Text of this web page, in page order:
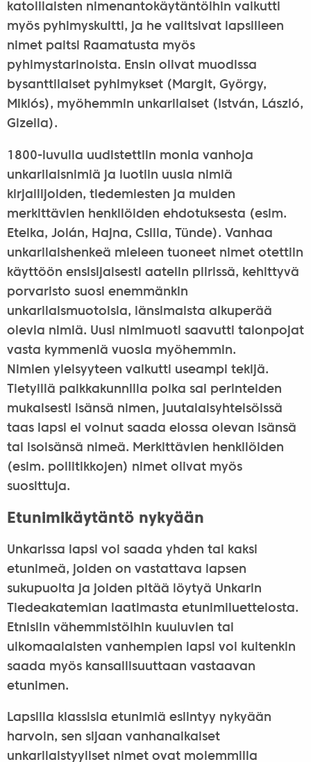
katolilaisten nimenantokäytäntöihin vaikutti
myös pyhimyskultti, ja he valitsivat lapsilleen
nimet paitsi Raamatusta myös
pyhimystarinoista. Ensin olivat muodissa
bysanttilaiset pyhimykset (Margit, György,
Miklós), myöhemmin unkarilaiset (István, László,
Gizella).
1800-luvulla uudistettiin monia vanhoja
unkarilaisnimiä ja luotiin uusia nimiä
kirjailijoiden, tiedemiesten ja muiden
merkittävien henkilöiden ehdotuksesta (esim.
Etelka, Jolán, Hajna, Csilla, Tünde). Vanhaa
unkarilaishenkeä mieleen tuoneet nimet otettiin
käyttöön ensisijaisesti aatelin piirissä, kehittyvä
porvaristo suosi enemmänkin
unkarilaismuotoisia, länsimaista alkuperää
olevia nimiä. Uusi nimimuoti saavutti talonpojat
vasta kymmeniä vuosia myöhemmin.
Nimien yleisyyteen vaikutti useampi tekijä.
Tietyillä paikkakunnilla poika sai perinteiden
mukaisesti isänsä nimen, juutalaisyhteisöissä
taas lapsi ei voinut saada elossa olevan isänsä
tai isoisänsä nimeä. Merkittävien henkilöiden
(esim. poliitikkojen) nimet olivat myös
suosittuja.
Etunimikäytäntö nykyään
Unkarissa lapsi voi saada yhden tai kaksi
etunimeä, joiden on vastattava lapsen
sukupuolta ja joiden pitää löytyä Unkarin
Tiedeakatemian laatimasta etunimiluettelosta.
Etnisiin vähemmistöihin kuuluvien tai
ulkomaalaisten vanhempien lapsi voi kuitenkin
saada myös kansallisuuttaan vastaavan
etunimen.
Lapsilla klassisia etunimiä esiintyy nykyään
harvoin, sen sijaan vanhanaikaiset
unkarilaistyyliset nimet ovat molemmilla